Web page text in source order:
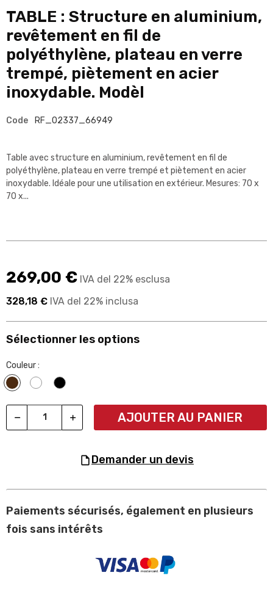
TABLE : Structure en aluminium,
revêtement en fil de
polyéthylène, plateau en verre
trempé, piètement en acier
inoxydable. Modèl
Code RF_02337_66949
Table avec structure en aluminium, revêtement en fil de
polyéthylène, plateau en verre trempé et piètement en acier
inoxydable. Idéale pour une utilisation en extérieur. Mesures: 70 x
70 x...
269,00 € IVA del 22% esclusa
328,18 € IVA del 22% inclusa
Sélectionner les options
Couleur :
WengéBlanc Noir
AJOUTER AU PANIER
demander un devis
Paiements sécurisés, également en plusieurs
fois sans intérêts